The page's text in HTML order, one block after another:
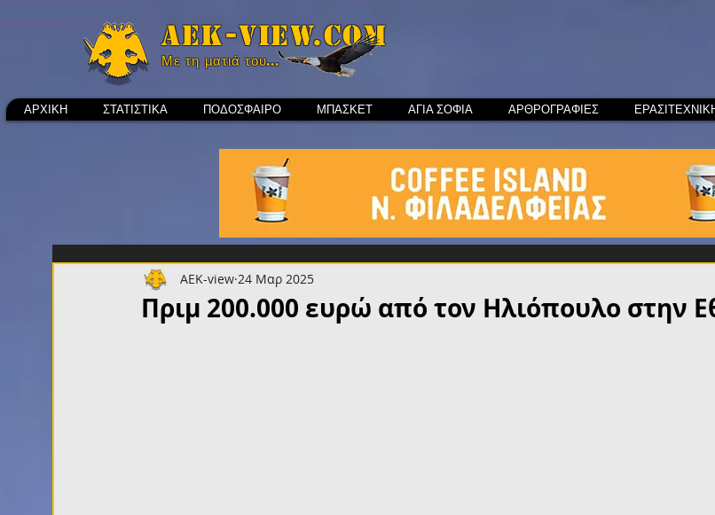
Aek-view.com
Με τη ματιά του...
ΑΡΧΙΚΗ ΣΤΑΤΙΣΤΙΚΑ ΠΟΔΟΣΦΑΙΡΟ ΜΠΑΣΚΕΤ ΑΓΙΑ ΣΟΦΙΑ ΑΡΘΡΟΓΡΑΦΙΕΣ
Πριμ 200.000 ευρώ από τον Ηλιόπουλο στην
AEK-view 24 Μαρ 2025